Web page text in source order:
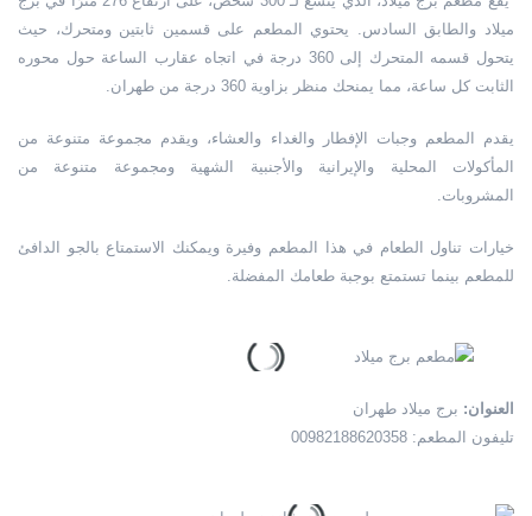
ميلاد والطابق السادس. يحتوي المطعم على قسمين ثابتين ومتحرك، حيث
يتحول قسمه المتحرك إلى 360 درجة في اتجاه عقارب الساعة حول محوره
الثابت كل ساعة، مما يمنحك منظر بزاوية 360 درجة من طهران.
يقدم المطعم وجبات الإفطار والغداء والعشاء، ويقدم مجموعة متنوعة من
المأكولات المحلية والإيرانية والأجنبية الشهية ومجموعة متنوعة من
المشروبات.
خيارات تناول الطعام في هذا المطعم وفيرة ويمكنك الاستمتاع بالجو الدافئ
للمطعم بينما تستمتع بوجبة طعامك المفضلة.
العنوان: برج ميلاد طهران
تليفون المطعم: 00982188620358